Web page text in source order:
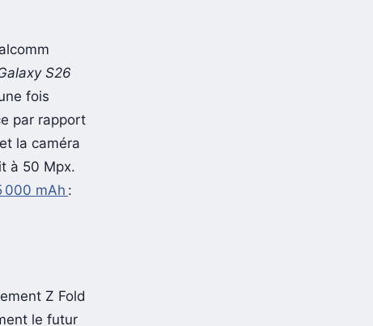
S26
fois
par rapport
la caméra
à 50 Mpx.
000 mAh :
Z Fold
le futur